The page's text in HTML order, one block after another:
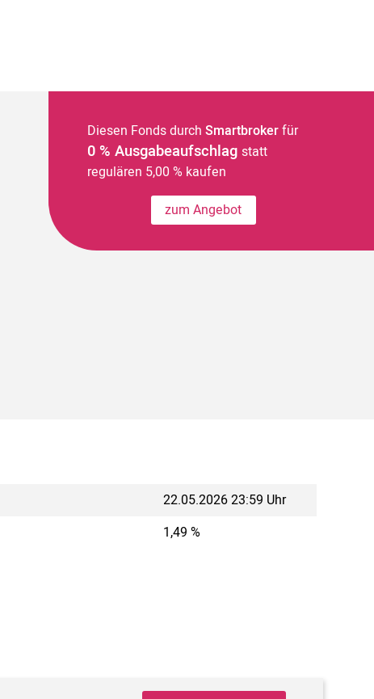
Diesen Fonds durch Smartbrokerfür
0 % Ausgabeaufschlag statt
regulären 5,00 % kaufen
zum Angebot
22.05.2026 23:59 Uhr
1,49 %